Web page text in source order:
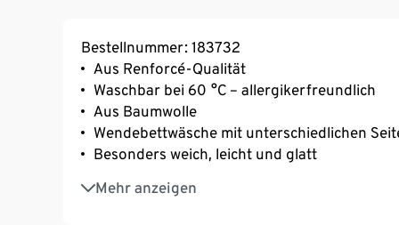
Bestellnummer: 183732
Aus Renforcé-Qualität
Waschbar bei 60 °C – allergikerfreundlich
Aus Baumwolle
Wendebettwäsche mit unterschiedlichen
Besonders weich, leicht und glatt
Mehr anzeigen
Strapazierfähig durch dicht gewebte Fasern
Temperaturausgleichend und saugfähig